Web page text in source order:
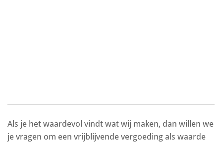
Als je het waardevol vindt wat wij maken, dan willen we
je vragen om een vrijblijvende vergoeding als waarde